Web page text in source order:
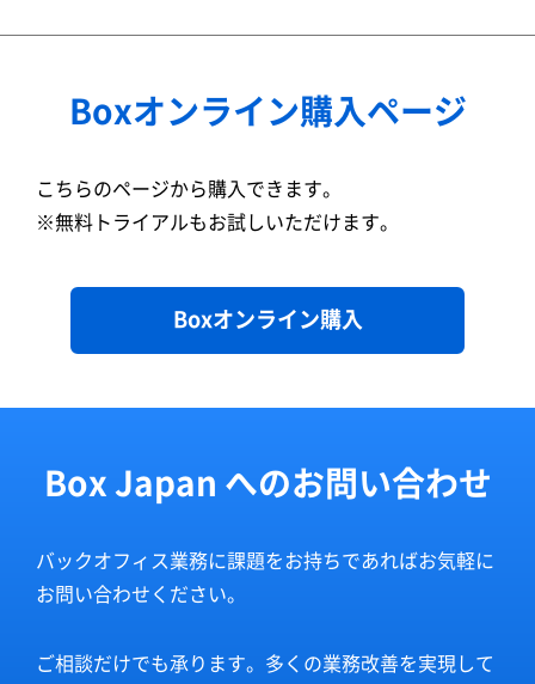
Boxオンライン購入ページ
こちらのページから購入できます。
※無料トライアルもお試しいただけます。
Boxオンライン購入
Box Japan へのお問い合わせ
バックオフィス業務に課題をお持ちであればお気軽に
お問い合わせください。
ご相談だけでも承ります。多くの業務改善を実現して